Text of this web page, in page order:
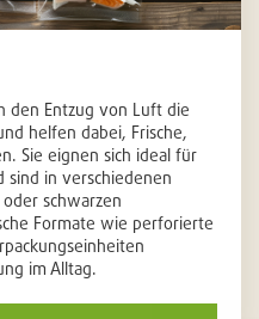
den Entzug von Luft die
helfen dabei, Frische,
Sie eignen sich ideal für
sind in verschiedenen
schwarzen
Formate wie perforierte
im Alltag.